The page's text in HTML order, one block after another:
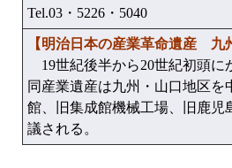
Tel.03・5226・5040
【明治日本の産業革命遺産 九
19世紀後半から20世紀初頭に
同産業遺産は九州・山口地区
館、旧集成館機械工場、旧鹿児
議される。